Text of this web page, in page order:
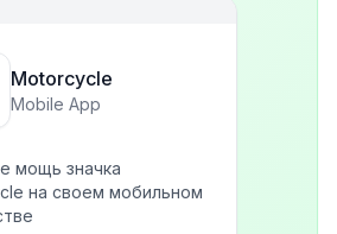
Motorcycle
Mobile App
мощь значка
на своем мобильном